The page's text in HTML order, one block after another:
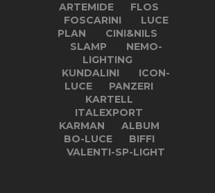
ARTEMIDE
FLOS
FOSCARINI
LUCE
PLAN
CINI&NILS
SLAMP
NEMO-
LIGHTING
KUNDALINI
ICON-
LUCE
PANZERI
KARTELL
ITALEXPORT
KARMAN
ALBUM
BO-LUCE
BIFFI
VALENTI-SP-LIGHT